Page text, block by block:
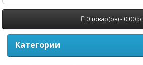
0 товар(ов) - 0.00 р.
Категории